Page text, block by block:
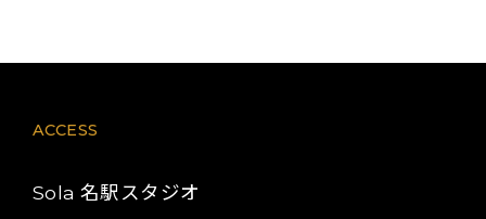
ACCESS
Sola 名駅スタジオ